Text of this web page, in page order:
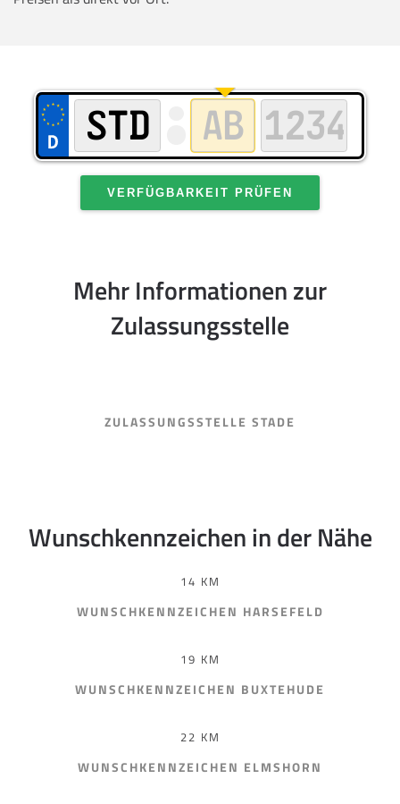
VERFÜGBARKEIT PRÜFEN
Mehr Informationen zur
Zulassungsstelle
ZULASSUNGSSTELLE STADE
Wunschkennzeichen in der Nähe
14 KM
WUNSCHKENNZEICHEN HARSEFELD
19 KM
WUNSCHKENNZEICHEN BUXTEHUDE
22 KM
WUNSCHKENNZEICHEN ELMSHORN